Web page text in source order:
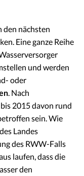
den nächsten
Eine ganze Reihe
und werden
oder
. Nach
2015 davon rund
sein. Wie
Landes
des RWW-Falls
laufen, dass die
den